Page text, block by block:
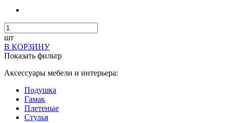
шт
В КОРЗИНУ
Показать фильтр
Аксессуары мебели и интерьера:
Подушка
Гамак
Плетеные
Стулья